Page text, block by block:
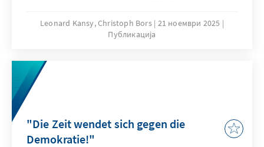
Leonard Kansy, Christoph Bors 21 ноември 2025
Публикација
"Die Zeit wendet sich gegen die
Demokratie!"